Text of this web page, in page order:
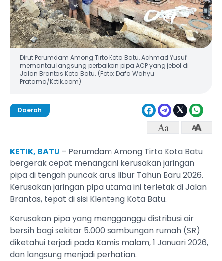
Dirut Perumdam Among Tirto Kota Batu, Achmad Yusuf
memantau langsung perbaikan pipa ACP yang jebol di
Jalan Brantas Kota Batu. (Foto: Dafa Wahyu
Pratama/Ketik.com)
Daerah
KETIK, BATU – Perumdam Among Tirto Kota Batu
bergerak cepat menangani kerusakan jaringan
pipa di tengah puncak arus libur Tahun Baru 2026.
Kerusakan jaringan pipa utama ini terletak di Jalan
Brantas, tepat di sisi Klenteng Kota Batu.
Kerusakan pipa yang mengganggu distribusi air
bersih bagi sekitar 5.000 sambungan rumah (SR)
diketahui terjadi pada Kamis malam, 1 Januari 2026,
dan langsung menjadi perhatian.